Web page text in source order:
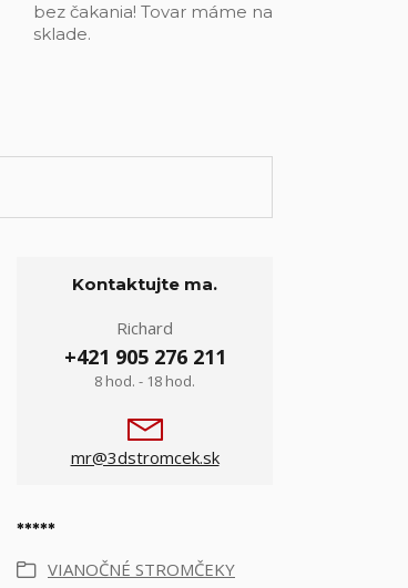
bez čakania! Tovar máme na
sklade.
Kontaktujte ma.
Richard
+421 905 276 211
8 hod. - 18 hod.
mr@3dstromcek.sk
*****
VIANOČNÉ STROMČEKY